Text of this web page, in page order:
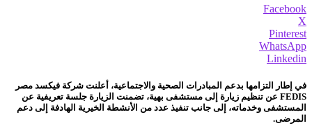
Facebook
X
Pinterest
WhatsApp
Linkedin
في إطار التزامها بدعم المبادرات الصحية والاجتماعية، أعلنت شركة فيكسد مصر
FEDIS عن تنظيم زيارة إلى مستشفى بهية، تضمنت الزيارة جلسة تعريفية عن
المستشفى وخدماته، إلى جانب تنفيذ عدد من الأنشطة الخيرية الهادفة إلى دعم
المرضى.